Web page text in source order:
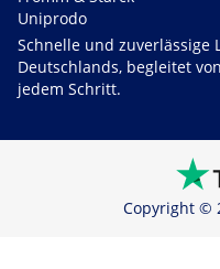
Uniprodo
Schnelle und zuverlässige
Deutschlands, begleitet
jedem Schritt.
Copyright ©